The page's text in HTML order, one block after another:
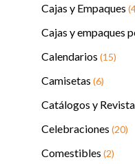
Cajas y Empaques
Cajas y empaques
Calendarios (15)
Camisetas (6)
Catálogos y
Celebraciones (20)
Comestibles (2)